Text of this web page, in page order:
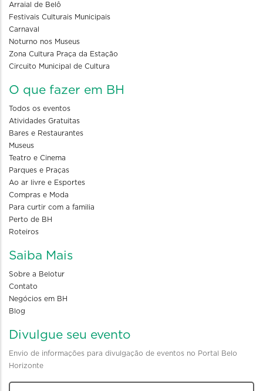
Arraial de Belô
Festivais Culturais Municipais
Carnaval
Noturno nos Museus
Zona Cultura Praça da Estação
Circuito Municipal de Cultura
O que fazer em BH
Todos os eventos
Atividades Gratuitas
Bares e Restaurantes
Museus
Teatro e Cinema
Parques e Praças
Ao ar livre e Esportes
Compras e Moda
Para curtir com a familia
Perto de BH
Roteiros
Saiba Mais
Sobre a Belotur
Contato
Negócios em BH
Blog
Divulgue seu evento
Envio de informações para divulgação de eventos no Portal Belo
Horizonte